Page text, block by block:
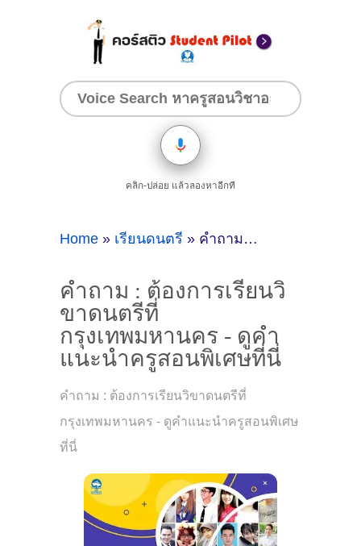
คลิก-ปล่อย แล้วลองหาอีกที
Home » เรียนดนตรี » คำถาม : ต้องการเรียนวิขาดนตรีที่กรุงเทพมหานคร - ดูคำแนะนำครูสอนพิเศษที่นี่
คำถาม : ต้องการเรียนวิ
ขาดนตรีที่
กรุงเทพมหานคร - ดูคำ
แนะนำครูสอนพิเศษที่นี่
คำถาม : ต้องการเรียนวิขาดนตรีที่
กรุงเทพมหานคร - ดูคำแนะนำครูสอนพิเศษ
ที่นี่